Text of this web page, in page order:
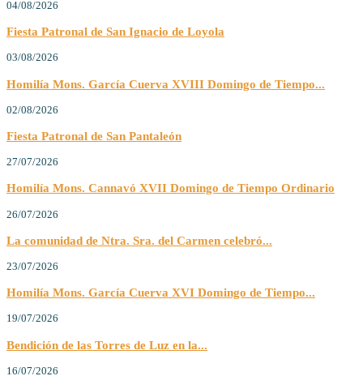
04/08/2026
Fiesta Patronal de San Ignacio de Loyola
03/08/2026
Homilía Mons. García Cuerva XVIII Domingo de Tiempo...
02/08/2026
Fiesta Patronal de San Pantaleón
27/07/2026
Homilía Mons. Cannavó XVII Domingo de Tiempo Ordinario
26/07/2026
La comunidad de Ntra. Sra. del Carmen celebró...
23/07/2026
Homilía Mons. García Cuerva XVI Domingo de Tiempo...
19/07/2026
Bendición de las Torres de Luz en la...
16/07/2026